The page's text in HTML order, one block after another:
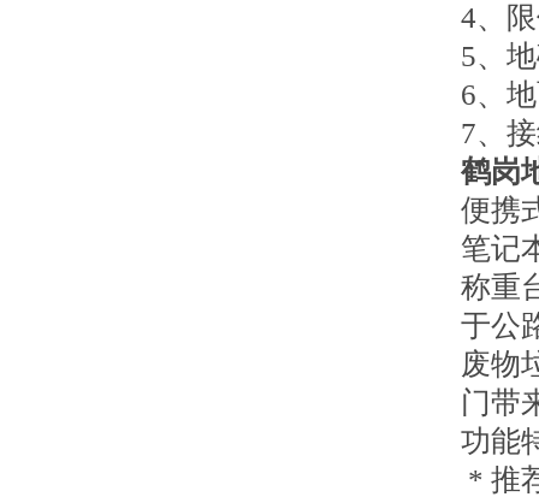
4、
5、
6、
7、
鹤岗
便携
笔记
称重
于公
废物
门带
功能
* 推